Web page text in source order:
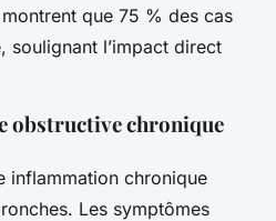
que 75 % des cas
soulignant l’impact direct
obstructive chronique
inflammation chronique
Les symptômes